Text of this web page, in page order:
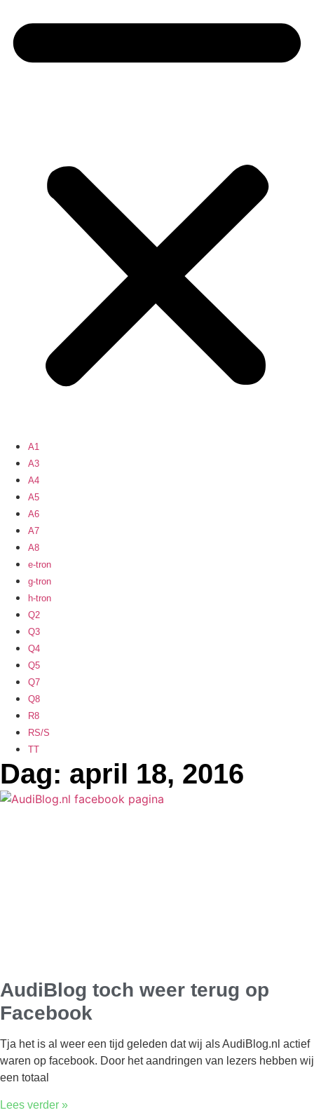
A1
A3
A4
A5
A6
A7
A8
e-tron
g-tron
h-tron
Q2
Q3
Q4
Q5
Q7
Q8
R8
RS/S
TT
Dag: april 18, 2016
AudiBlog toch weer terug op
Facebook
Tja het is al weer een tijd geleden dat wij als AudiBlog.nl actief
waren op facebook. Door het aandringen van lezers hebben wij
een totaal
Lees verder »